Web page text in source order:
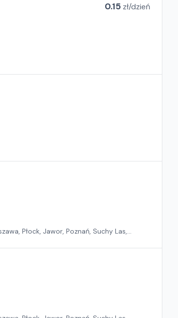
0.15 zł/dzień
Płock, Jawor, Poznań, Suchy Las,